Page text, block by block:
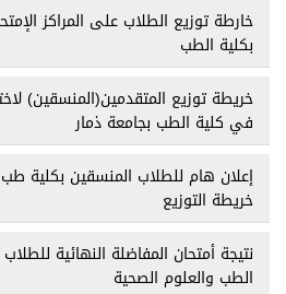
خارطة توزيع الطلاب على المراكز
بكلية الطب
خريطة توزيع المتقدمين(المنسقين)
في كلية الطب بجامعة ذمار
إعلان هام للطلاب المنسقين بكلية
خريطة التوزيع
نتيجة أمتحان المفاضلة النهائية
الطب والعلوم الصحية